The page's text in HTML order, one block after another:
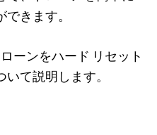
きます。
ーンをハード リセット
て説明します。